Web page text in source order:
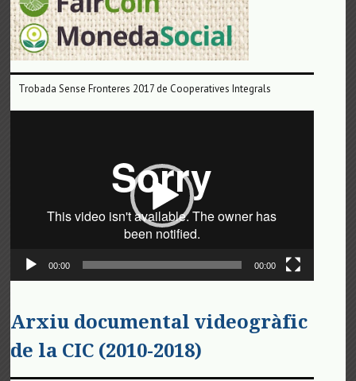
Trobada Sense Fronteres 2017 de Cooperatives Integrals
00:00 00:00
Arxiu documental videogràfic
de la CIC (2010-2018)